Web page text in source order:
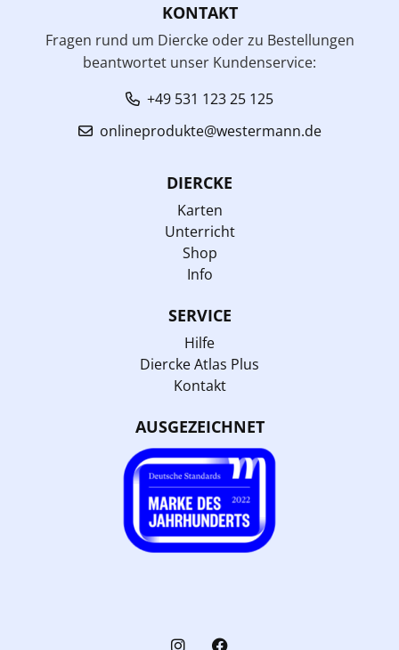
KONTAKT
Fragen rund um Diercke oder zu Bestellungen
beantwortet unser Kundenservice:
+49 531 123 25 125
onlineprodukte@westermann.de
DIERCKE
Karten
Unterricht
Shop
Info
SERVICE
Hilfe
Diercke Atlas Plus
Kontakt
AUSGEZEICHNET